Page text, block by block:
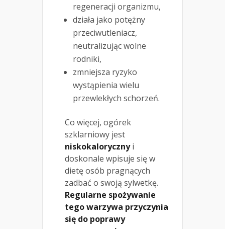
regeneracji organizmu,
działa jako potężny
przeciwutleniacz,
neutralizując wolne
rodniki,
zmniejsza ryzyko
wystąpienia wielu
przewlekłych schorzeń.
Co więcej, ogórek
szklarniowy jest
niskokalorycznyi
doskonale wpisuje się w
dietę osób pragnących
zadbać o swoją sylwetkę.
Regularne spożywanie
tego warzywa przyczynia
się do poprawy